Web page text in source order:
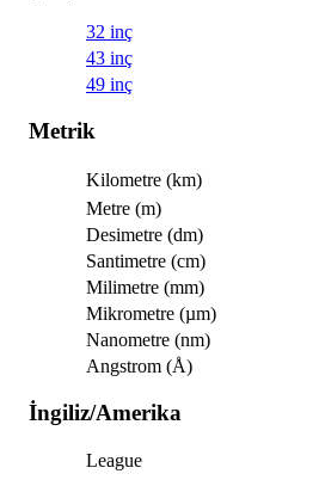
32 inç
43 inç
49 inç
Metrik
Kilometre (km)
Metre (m)
Desimetre (dm)
Santimetre (cm)
Milimetre (mm)
Mikrometre (µm)
Nanometre (nm)
Angstrom (Å)
İngiliz/Amerika
League